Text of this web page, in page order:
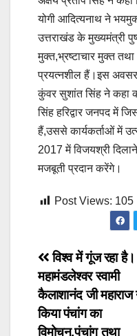
योगी आदित्यनाथ ने
उत्तराखंड के मुख्यमंत्री
मुक्त,भ्रष्टाचार मुक्त
प्रयत्नशील हैं।इस अवसर
कुंवर सुशांत सिंह ने कहा
सिंह हरिद्वार जनपद में
हैं,उससे कार्यकर्ताओं में
2017 में विजयश्री
मजबूती प्रदान करेंगे।
Post Views: 105
Post
विश्व में गूंज रहा है।
महामंडलेश्वर स्वामी
कैलाशानंद जी महाराज
किया पंचांग का
विमोचन,पंचांग तथा